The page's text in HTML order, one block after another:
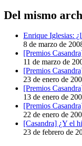
Del mismo
Enrique Iglesias:
8 de marzo de
[Premios
11 de marzo de
[Premios
23 de enero de
[Premios
13 de enero de
[Premios
22 de enero de
[Casandra] ¿Y el
23 de febrero de